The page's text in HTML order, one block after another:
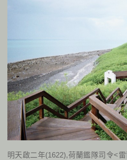
明天啟二年(1622),荷蘭鑑隊司令<